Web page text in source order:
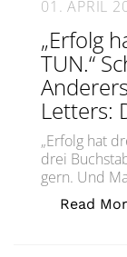
01. APRIL
„Erfolg
TUN.“
Letters:
„Erfolg hat
drei
gern. Und
Read